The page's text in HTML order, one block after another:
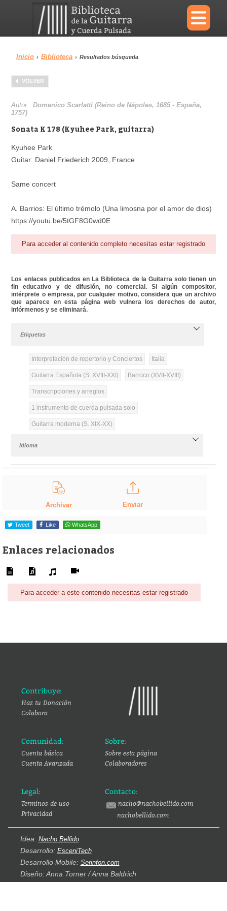
×
Menu
Biblioteca Diccionario
Área personal
Inicio › Biblioteca › Resultados búsqueda
VOLVER
Autor:Domenico Scarlatti (Reino de Nápoles, 1685 - España,
1757)
Sonata K 178 (Kyuhee Park, guitarra)
Kyuhee Park
Guitar: Daniel Friederich 2009, France
Same concert
A. Barrios: El último trémolo (Una limosna por el amor de dios)
https://youtu.be/5tGF8G0wd0E
Para acceder al contenido completo necesitas estar registrado
Los enlaces publicados en La Biblioteca de la Guitarra solo tienen un
fin educativo y de difusión, no comercial. Si algún compositor,
intérprete o empresa, por cualquier motivo, considera que un archivo
que aparece en esta página web vulnera los derechos de autor,
infórmenos y se eliminará.
Etiquetas
Interpretación de repertorio y Conciertos Italia
Guitarra Española (S. XVIII-XXI) Barroco (XVII-XVIII)
Transcripciones y arreglos
1 instrumento de cuerda pulsada solo
Guitarra moderna (S. XIX-XX)
Idioma
Archivar Enviar
Tweet Like WhatsApp
Enlaces relacionados
Para acceder a este contenido necesitas estar registrado
Contribuye:
Haz tu Donación
Colabora
Comunidad:
Cuenta básica
Cuenta Avanzada
Sobre:
Sobre esta página
Colaboradores
Legal:
Terminos de uso
Privacidad
Contacto:
nacho@nachobellido.com
nachobellido.com
Idea: Nacho Bellido
Desarrollo: EsceniTech
Desarrollo Mobile: Serinfon.com
Diseño: Anna Torner / Anna Baldrich